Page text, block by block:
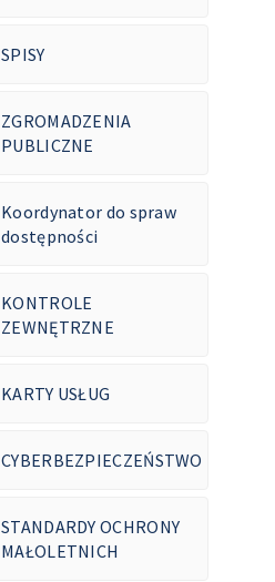
SPISY
ZGROMADZENIA
PUBLICZNE
Koordynator do spraw
dostępności
KONTROLE
ZEWNĘTRZNE
KARTY USŁUG
CYBERBEZPIECZEŃSTWO
STANDARDY OCHRONY
MAŁOLETNICH